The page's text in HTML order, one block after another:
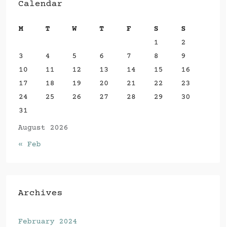
Calendar
August 2026
M T W T F S
S
1
2
3
4 5 6 7 8
9
10
11 12 13 14 15
16
17
18 19 20 21 22
23
24
25 26 27 28 29
30
31
« Feb
Archives
February 2024